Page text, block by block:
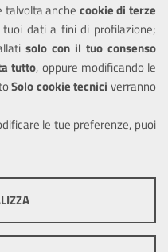
talvolta anche cookie di terze
dati a fini di profilazione;
solo con il tuo consenso
tutto, oppure modificando le
Solo cookie tecnici verranno
le tue preferenze, puoi